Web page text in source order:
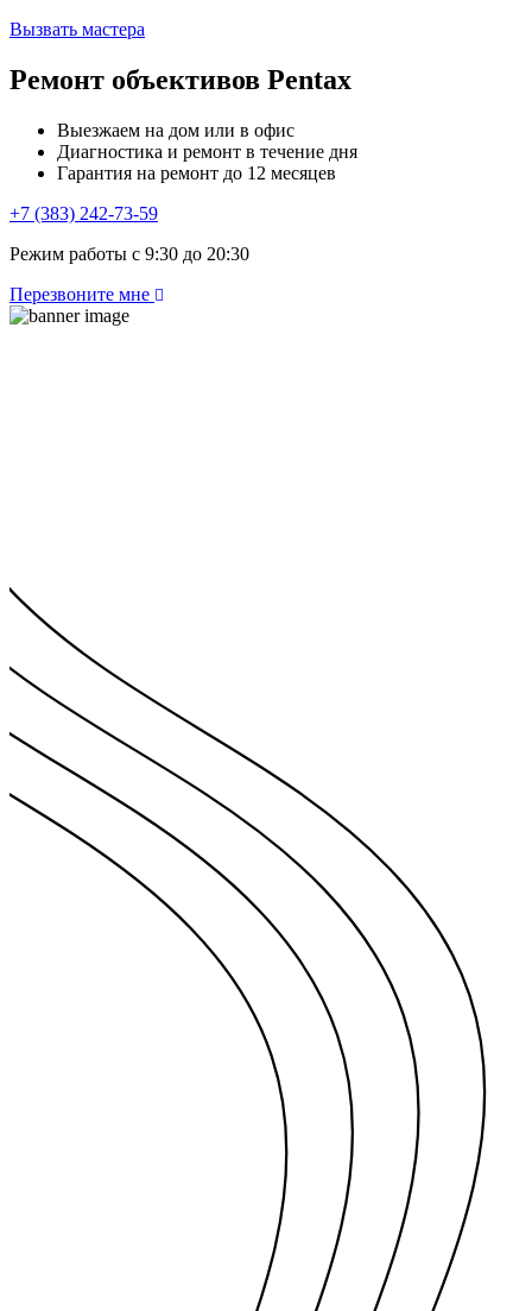
Вызвать мастера
Ремонт объективов Pentax
Выезжаем на дом или в офис
Диагностика и ремонт в течение дня
Гарантия на ремонт до 12 месяцев
+7 (383) 242-73-59
Режим работы с 9:30 до 20:30
Перезвоните мне